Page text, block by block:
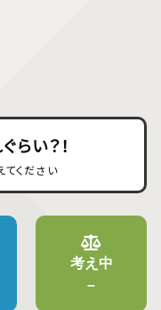
らい？！
てください
考え中
–